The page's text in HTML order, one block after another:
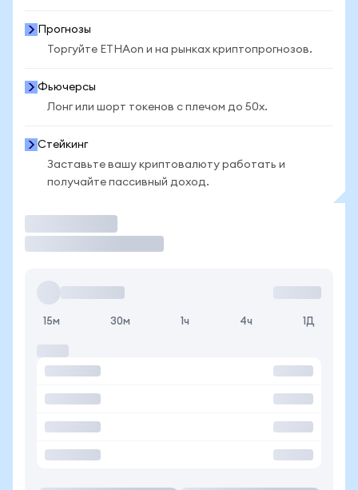
Прогнозы
Торгуйте ETHAon и на рынках криптопрогнозов.
Фьючерсы
Лонг или шорт токенов с плечом до 50x.
Стейкинг
Заставьте вашу криптовалюту работать и
получайте пассивный доход.
15м 30м 1ч 4ч 1Д